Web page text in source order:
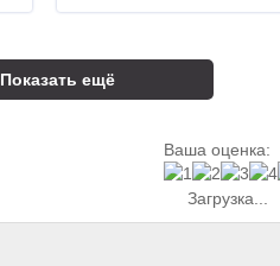
Показать ещё
Ваша оценка:
Загрузка...